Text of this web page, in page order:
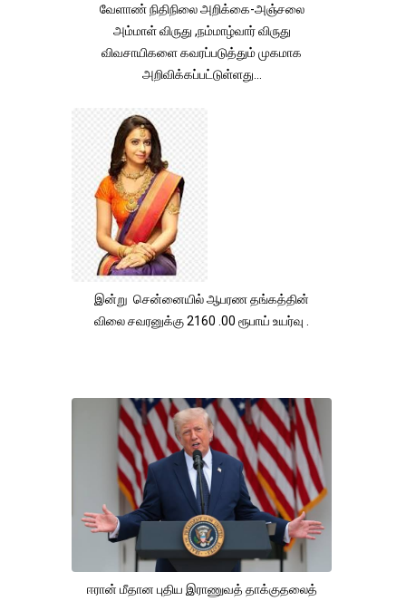
வேளாண் நிதிநிலை அறிக்கை-அஞ்சலை
அம்மாள் விருது ,நம்மாழ்வார் விருது
விவசாயிகளை கவரப்படுத்தும் முகமாக
அறிவிக்கப்பட்டுள்ளது...
இன்று சென்னையில் ஆபரண தங்கத்தின்
விலை சவரனுக்கு 2160 .00 ரூபாய் உயர்வு .
ஈரான் மீதான புதிய இராணுவத் தாக்குதலைத்